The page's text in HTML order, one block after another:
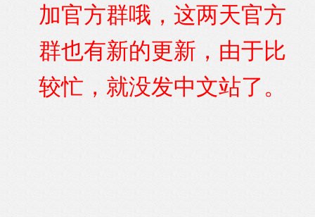
加官方群哦，这两天官方
群也有新的更新，由于比
较忙，就没发中文站了。